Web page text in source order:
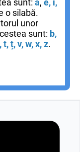
sunt: a, e, i,
o silabă.
unor
sunt: b,
t, ț, v, w, x, z.